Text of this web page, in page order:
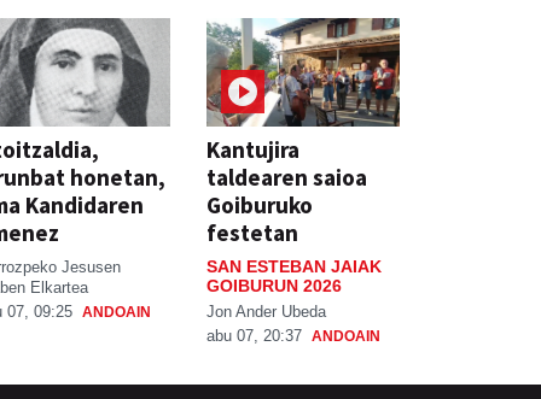
honetan,
Kandidaren
Jesusen
Elkartea
07, 09:25 ANDOAIN
Kantujira
taldearen saioa
Goiburuko
festetan
SAN ESTEBAN JAIAK
GOIBURUN 2026
Jon Ander Ubeda
abu 07, 20:37 ANDOAIN